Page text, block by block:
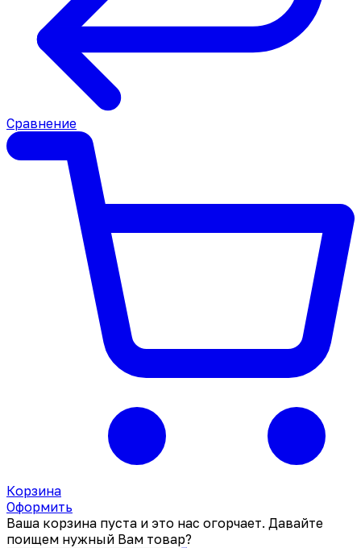
Сравнение
Корзина
Оформить
Ваша корзина пуста и это нас огорчает. Давайте
поищем нужный Вам товар?